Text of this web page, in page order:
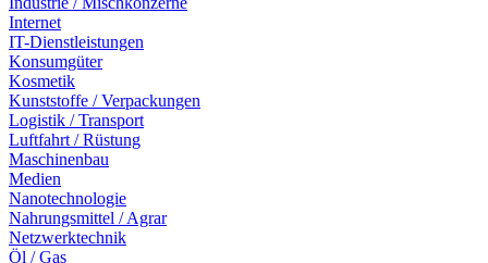
Internet
IT-Dienstleistungen
Konsumgüter
Kosmetik
Kunststoffe / Verpackungen
Logistik / Transport
Luftfahrt / Rüstung
Maschinenbau
Medien
Nanotechnologie
Nahrungsmittel / Agrar
Netzwerktechnik
Öl / Gas